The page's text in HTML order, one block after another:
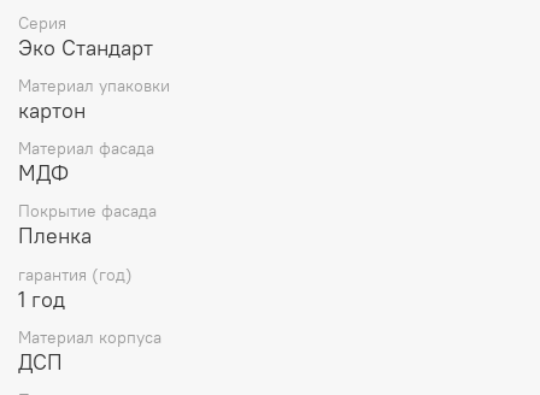
Серия
Эко Стандарт
Материал упаковки
картон
Материал фасада
МДФ
Покрытие фасада
Пленка
гарантия (год)
1 год
Материал корпуса
ДСП